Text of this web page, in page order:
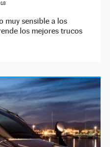
muy sensible a los
los mejores trucos